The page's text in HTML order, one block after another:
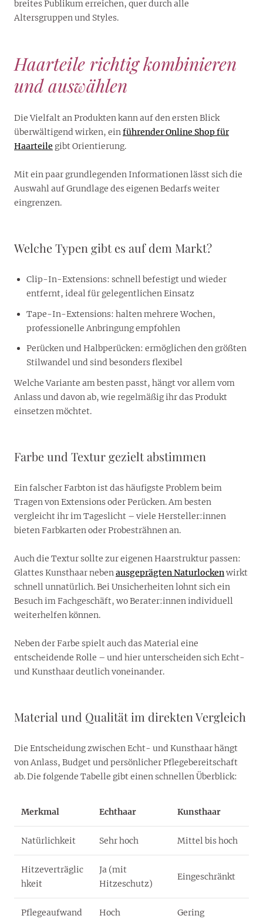
breites Publikum erreichen, quer durch alle
Altersgruppen und Styles.
Haarteile richtig kombinieren
und auswählen
Die Vielfalt an Produkten kann auf den ersten Blick
überwältigend wirken, einführender Online Shop für
Haarteile gibt Orientierung.
Mit ein paar grundlegenden Informationen lässt sich die
Auswahl auf Grundlage des eigenen Bedarfs weiter
eingrenzen.
Welche Typen gibt es auf dem Markt?
Clip-In-Extensions: schnell befestigt und wieder
entfernt, ideal für gelegentlichen Einsatz
Tape-In-Extensions: halten mehrere Wochen,
professionelle Anbringung empfohlen
Perücken und Halbperücken: ermöglichen den größten
Stilwandel und sind besonders flexibel
Welche Variante am besten passt, hängt vor allem vom
Anlass und davon ab, wie regelmäßig ihr das Produkt
einsetzen möchtet.
Farbe und Textur gezielt abstimmen
Ein falscher Farbton ist das häufigste Problem beim
Tragen von Extensions oder Perücken. Am besten
vergleicht ihr im Tageslicht – viele Hersteller:innen
bieten Farbkarten oder Probesträhnen an.
Auch die Textur sollte zur eigenen Haarstruktur passen:
Glattes Kunsthaar nebenausgeprägten Naturlockenwirkt
schnell unnatürlich. Bei Unsicherheiten lohnt sich ein
Besuch im Fachgeschäft, wo Berater:innen individuell
weiterhelfen können.
Neben der Farbe spielt auch das Material eine
entscheidende Rolle – und hier unterscheiden sich Echt-
und Kunsthaar deutlich voneinander.
Material und Qualität im direkten Vergleich
Die Entscheidung zwischen Echt- und Kunsthaar hängt
von Anlass, Budget und persönlicher Pflegebereitschaft
ab. Die folgende Tabelle gibt einen schnellen Überblick:
Merkmal Echthaar Kunsthaar
Natürlichkeit Sehr hoch Mittel bis hoch
Hitzeverträglic
hkeit
Ja (mit
Hitzeschutz)
Eingeschränkt
Pflegeaufwand Hoch Gering